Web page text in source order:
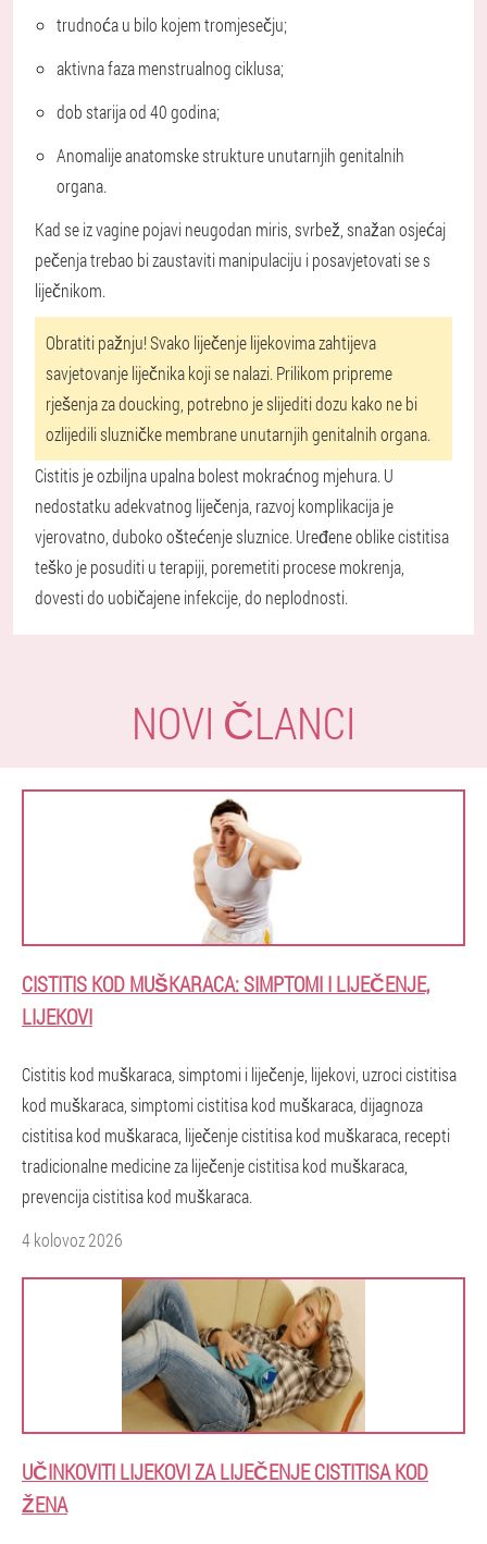
trudnoća u bilo kojem tromjesečju;
aktivna faza menstrualnog ciklusa;
dob starija od 40 godina;
Anomalije anatomske strukture unutarnjih genitalnih
organa.
Kad se iz vagine pojavi neugodan miris, svrbež, snažan osjećaj
pečenja trebao bi zaustaviti manipulaciju i posavjetovati se s
liječnikom.
Obratiti pažnju!Svako liječenje lijekovima zahtijeva
savjetovanje liječnika koji se nalazi. Prilikom pripreme
rješenja za doucking, potrebno je slijediti dozu kako ne bi
ozlijedili sluzničke membrane unutarnjih genitalnih organa.
Cistitis je ozbiljna upalna bolest mokraćnog mjehura. U
nedostatku adekvatnog liječenja, razvoj komplikacija je
vjerovatno, duboko oštećenje sluznice. Uređene oblike cistitisa
teško je posuditi u terapiji, poremetiti procese mokrenja,
dovesti do uobičajene infekcije, do neplodnosti.
NOVI ČLANCI
CISTITIS KOD MUŠKARACA: SIMPTOMI I LIJEČENJE,
LIJEKOVI
Cistitis kod muškaraca, simptomi i liječenje, lijekovi, uzroci cistitisa
kod muškaraca, simptomi cistitisa kod muškaraca, dijagnoza
cistitisa kod muškaraca, liječenje cistitisa kod muškaraca, recepti
tradicionalne medicine za liječenje cistitisa kod muškaraca,
prevencija cistitisa kod muškaraca.
4 kolovoz 2026
UČINKOVITI LIJEKOVI ZA LIJEČENJE CISTITISA KOD
ŽENA